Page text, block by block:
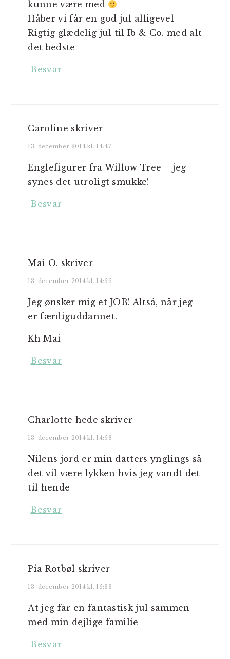
kunne være med
Håber vi får en god jul alligevel
Rigtig glædelig jul til Ib & Co. med alt
det bedste
Besvar
Caroline skriver
13. december 2014 kl. 14:47
Englefigurer fra Willow Tree – jeg
synes det utroligt smukke!
Besvar
Mai O. skriver
13. december 2014 kl. 14:56
Jeg ønsker mig et JOB! Altså, når jeg
er færdiguddannet.
Kh Mai
Besvar
Charlotte hede skriver
13. december 2014 kl. 14:58
Nilens jord er min datters ynglings så
det vil være lykken hvis jeg vandt det
til hende
Besvar
Pia Rotbøl skriver
13. december 2014 kl. 15:33
At jeg får en fantastisk jul sammen
med min dejlige familie
Besvar